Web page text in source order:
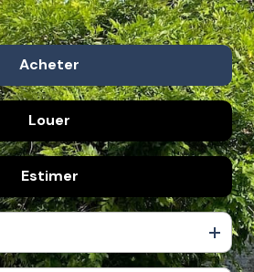
Acheter
Louer
Estimer